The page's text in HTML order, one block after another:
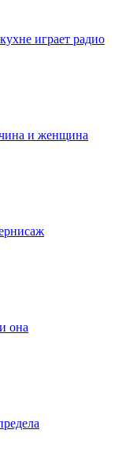
играет радио
и женщина
она